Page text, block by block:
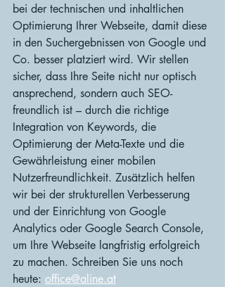
bei der technischen und inhaltlichen
Optimierung Ihrer Webseite, damit diese
in den Suchergebnissen von Google und
Co. besser platziert wird. Wir stellen
sicher, dass Ihre Seite nicht nur optisch
ansprechend, sondern auch SEO-
freundlich ist – durch die richtige
Integration von Keywords, die
Optimierung der Meta-Texte und die
Gewährleistung einer mobilen
Nutzerfreundlichkeit. Zusätzlich helfen
wir bei der strukturellen Verbesserung
und der Einrichtung von Google
Analytics oder Google Search Console,
um Ihre Webseite langfristig erfolgreich
zu machen. Schreiben Sie uns noch
heute: office@aline.at